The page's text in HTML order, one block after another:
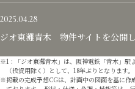
2025.04.28
ジオ東灘青木 物件サイトを公開し
1 : 「ジオ東灘青木」は、阪神電鉄「青木」駅
（投資用除く）として、18年ぶりとなります
掲載の完成予想CGは、計画中の図面を基に